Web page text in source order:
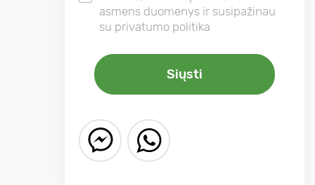
asmens duomenys ir susipažinau
su privatumo politika